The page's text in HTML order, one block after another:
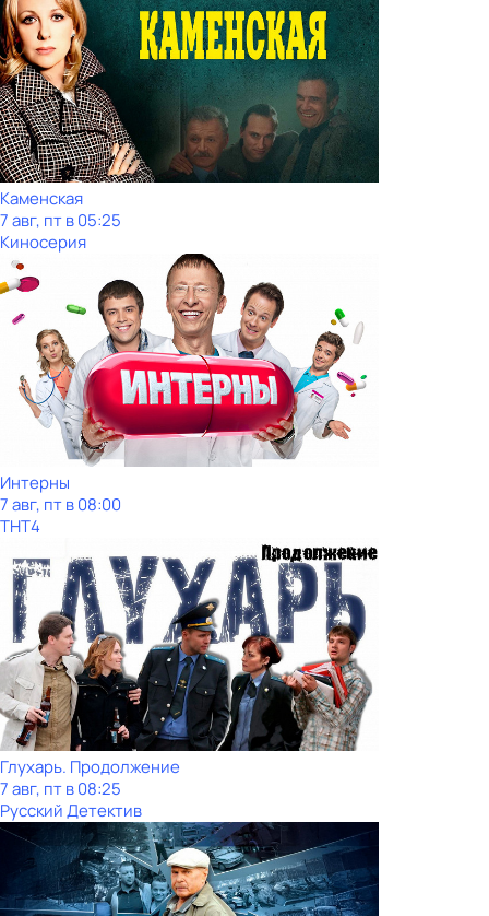
Каменская
7 авг, пт в 05:25
Киносерия
Интерны
7 авг, пт в 08:00
ТНТ4
Глухарь. Продолжение
7 авг, пт в 08:25
Русский Детектив